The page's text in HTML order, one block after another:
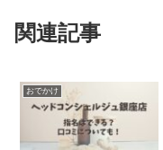
関連記事
おでかけ